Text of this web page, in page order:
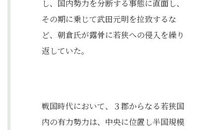
し、国内勢力を分断する事態に直面し、
その期に乗じて武田元明を拉致するな
ど、朝倉氏が露骨に若狭への侵入を繰り
返していた。
戦国時代において、３郡からなる若狭国
内の有力勢力は、中央に位置し半国規模